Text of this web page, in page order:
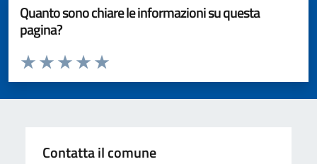
Quanto sono chiare le informazioni su questa
pagina?
Valuta da 1 a 5 stelle la pagina
Valuta 5 stelle su 5
Valuta 4 stelle su 5
Valuta 3 stelle su 5
Valuta 2 stelle su 5
Valuta 1 stelle su 5
Contatta il comune